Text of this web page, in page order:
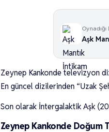
Oynadığı
Aşk
Zeynep Kankonde televizyon
En güncel dizilerinden “Uzak
Son olarak İntergalaktik Aşk
Zeynep Kankonde Doğum